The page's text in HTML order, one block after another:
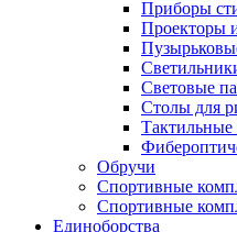
Приборы
Проекторы
Световые
Столы для
Тактильные
Обручи
Спортивные
Спортивные
Единоборства